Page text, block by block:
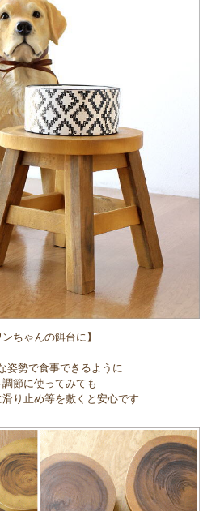
ンちゃんの餌台に】
姿勢で食事できるように
節に使ってみても
り止め等を敷くと安心です